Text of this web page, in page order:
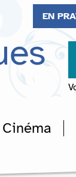
EN
Cinéma